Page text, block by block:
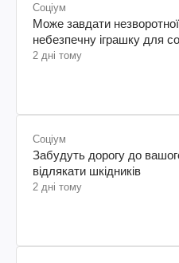
Соціум
Може завдати
небезпечну іграшку для
2 дні тому
Соціум
Забудуть дорогу до
відлякати шкідників
2 дні тому